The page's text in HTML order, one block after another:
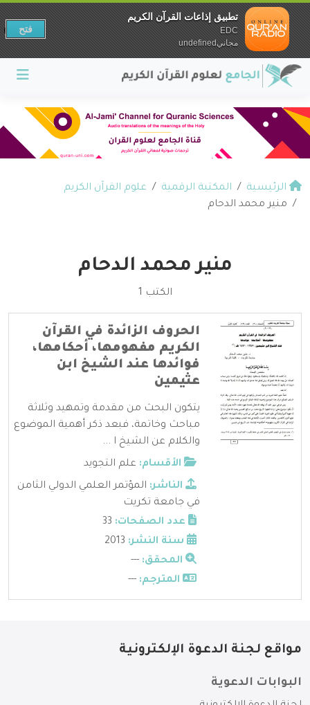
الرئيسية المكتبة الرقمية
علوم القرآن الكريم
منير محمد الدحام
منير محمد الدحام
الكتب 1
الحروف الزائدة في القرآن
الكريم مفهومها، أحكامها،
فوائدها عند الشيخ ابن
عثيمين
يتكون البحث من مقدمة وتمهيد وثلاثة
مباحث وخاتمة، فبعد ذكر أهمية الموضوع
والكلام عن الشيخ ا ...
الأقسام: علم التجويد
الناشر: المؤتمر العلمي الدولي الثامن
في جامعة تكريت
عدد الصفحات:
سنة النشر:
المحقق: ---
المترجم: ---
مواقع لجنة الدعوة الإلكترونية
البوابات الدعوية
تطبيق إذاعات القرآن الكريم
EDC
مجانيundefined
فتح